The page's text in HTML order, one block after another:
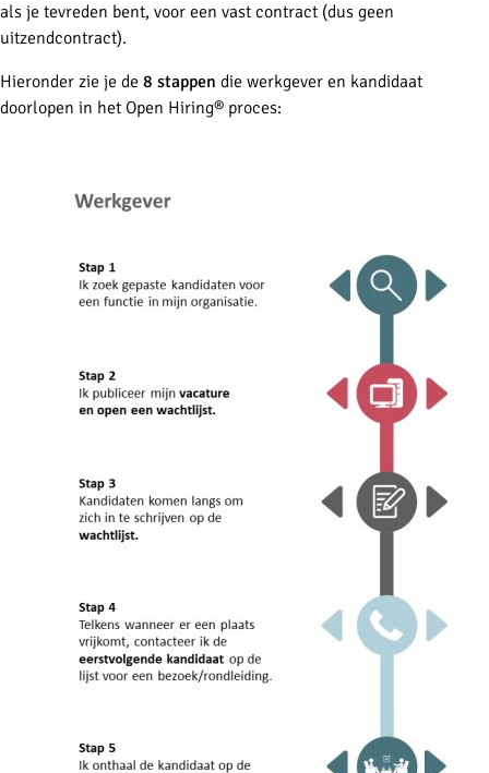
als je tevreden bent, voor een vast contract (dus geen
uitzendcontract).
Hieronder zie je de 8 stappen die werkgever en kandidaat
doorlopen in het Open Hiring® proces: